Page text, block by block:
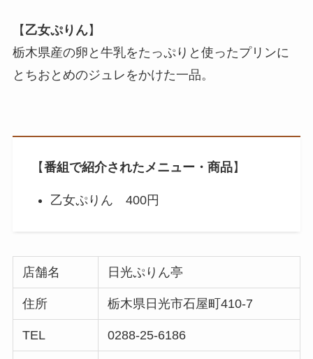
【 乙女ぷりん】
栃木県産の卵と牛乳をたっぷりと使ったプリンに
とちおとめのジュレをかけた一品。
【番組で紹介されたメニュー・商品】
乙女ぷりん 400円
店舗名 日光ぷりん亭
住所 栃木県日光市石屋町410-7
TEL 0288-25-6186